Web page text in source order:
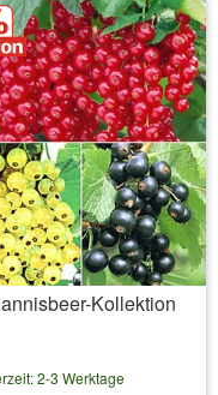
Kollektion
2-3 Werktage